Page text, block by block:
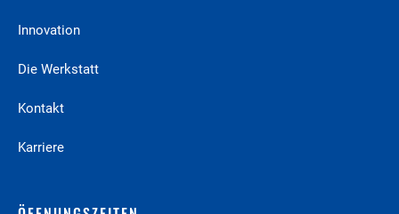
Innovation
Die Werkstatt
Kontakt
Karriere